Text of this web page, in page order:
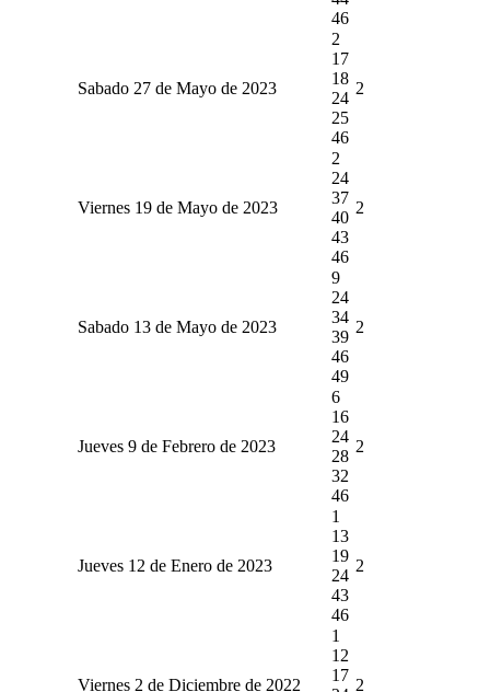
46
Sabado 27 de Mayo de 2023
2
17
18
24
25
46
2
Viernes 19 de Mayo de 2023
2
24
37
40
43
46
2
Sabado 13 de Mayo de 2023
9
24
34
39
46
49
2
Jueves 9 de Febrero de 2023
6
16
24
28
32
46
2
Jueves 12 de Enero de 2023
1
13
19
24
43
46
2
Viernes 2 de Diciembre de 2022
1
12
17
2